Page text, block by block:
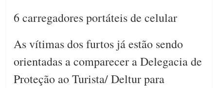
6 carregadores portáteis de celular
As vítimas dos furtos já estão sendo
orientadas a comparecer a Delegacia de
Proteção ao Turista/ Deltur para